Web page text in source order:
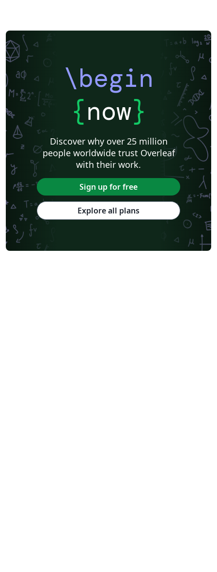
\begin
{now}
Discover why over 25 million
people worldwide trust Overleaf
with their work.
Sign up for free
Explore all plans